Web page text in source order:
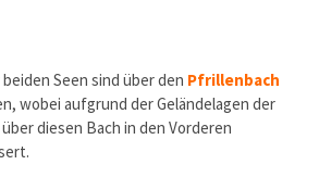
Seen sind über den Pfrillenbach
wobei aufgrund der Geländelagen der
diesen Bach in den Vorderen